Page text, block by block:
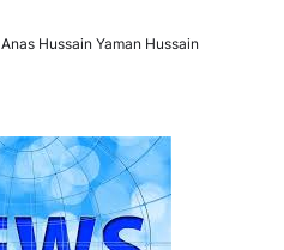
Anas Hussain Yaman Hussain